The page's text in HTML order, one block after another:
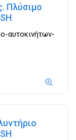
Πλύσιμο
αυτοκινήτων-